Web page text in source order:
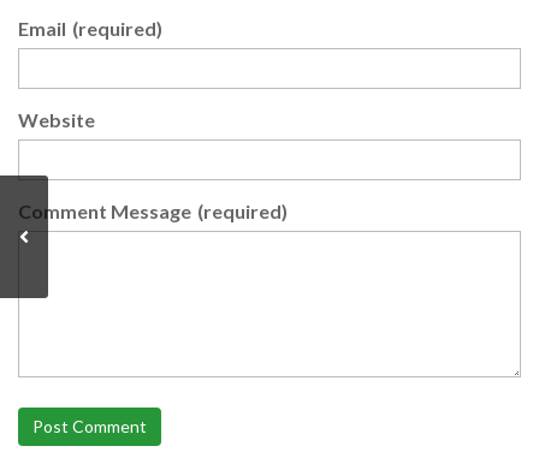
Email (required)
Website
Comment Message (required)
Post Comment